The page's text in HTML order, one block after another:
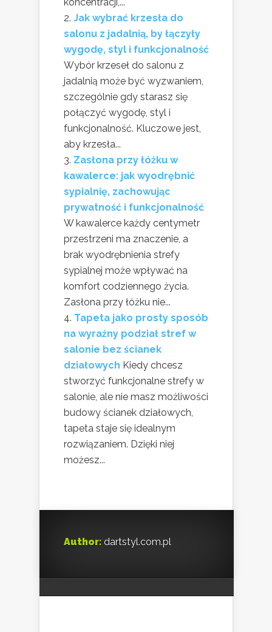
Jak wybrać krzesła do
salonu z jadalnią, by łączyły
wygodę, styl i funkcjonalność
Wybór krzeseł do salonu z
jadalnią może być wyzwaniem,
szczególnie gdy starasz się
połączyć wygodę, styl i
funkcjonalność. Kluczowe jest,
aby krzesła...
Zasłona przy łóżku w
kawalerce: jak wyodrębnić
sypialnię, zachowując
prywatność i funkcjonalność
W kawalerce każdy centymetr
przestrzeni ma znaczenie, a
brak wyodrębnienia strefy
sypialnej może wpływać na
komfort codziennego życia.
Zasłona przy łóżku nie...
Tapeta jako prosty sposób
na wyraźny podział stref w
salonie bez ścianek
działowych Kiedy chcesz
stworzyć funkcjonalne strefy w
salonie, ale nie masz możliwości
budowy ścianek działowych,
tapeta staje się idealnym
rozwiązaniem. Dzięki niej
możesz...
Author: dartstyl.com.pl